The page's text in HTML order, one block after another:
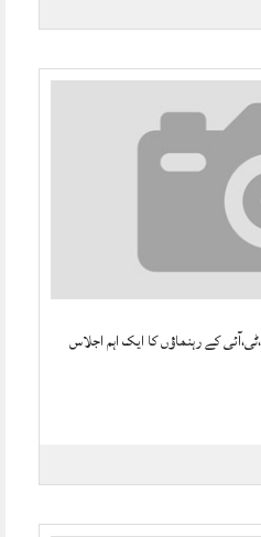
کے رہنماؤں کا ایک اہم اجلاس